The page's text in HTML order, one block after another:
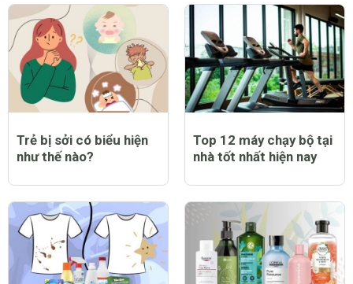
Trẻ bị sởi có biểu hiện
như thế nào?
Top 12 máy chạy bộ tại
nhà tốt nhất hiện nay